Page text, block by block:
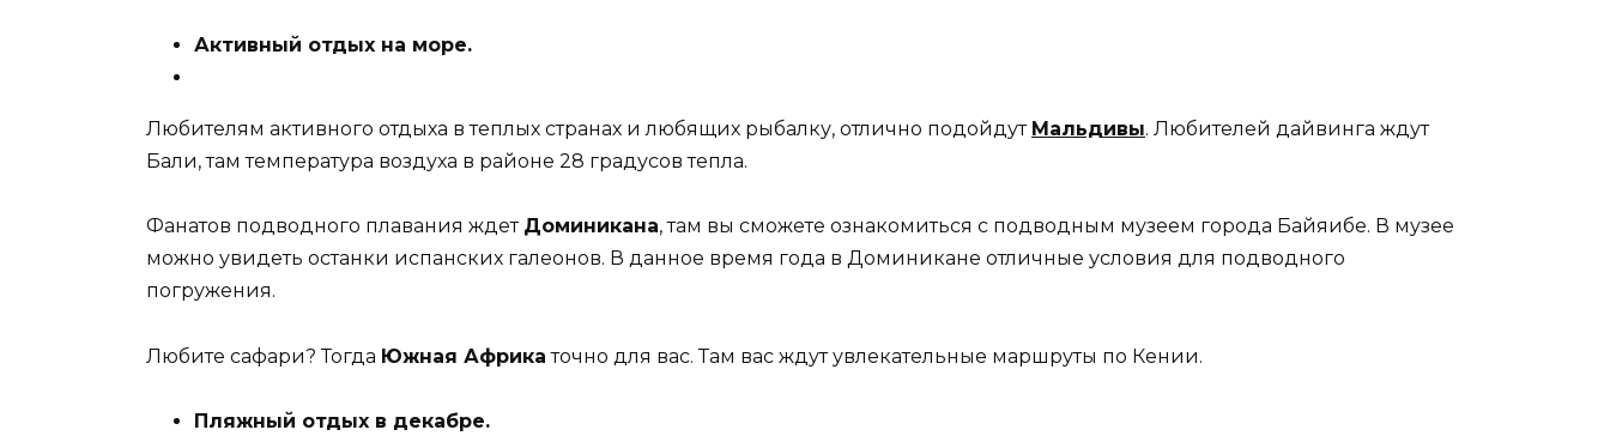
Активный отдых на море.
Любителям активного отдыха в теплых странах и любящих рыбалку, отлично подойдут Мальдивы. Любителей дайвинга ждут
Бали, там температура воздуха в районе 28 градусов тепла.
Фанатов подводного плавания ждет Доминикана, там вы сможете ознакомиться с подводным музеем города Байяибе. В музее
можно увидеть останки испанских галеонов. В данное время года в Доминикане отличные условия для подводного
погружения.
Любите сафари? Тогда Южная Африка точно для вас. Там вас ждут увлекательные маршруты по Кении.
Пляжный отдых в декабре.